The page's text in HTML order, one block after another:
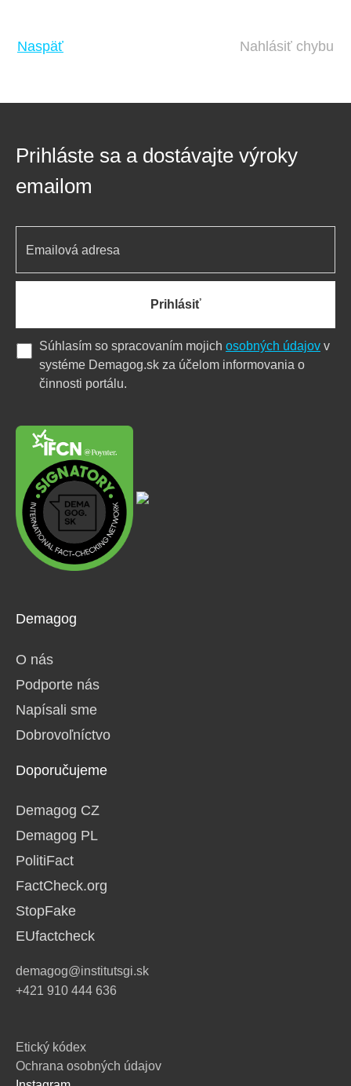
Naspäť Nahlásiť chybu
Demagog
O nás
Podporte nás
Napísali sme
Dobrovoľníctvo
Doporučujeme
Demagog CZ
Demagog PL
PolitiFact
FactCheck.org
StopFake
EUfactcheck
demagog@institutsgi.sk
+421 910 444 636
Prihláste sa a dostávajte výroky
emailom
Prihlásiť
Súhlasím so spracovaním mojich osobných údajov v
systéme Demagog.sk za účelom informovania o
činnosti portálu.
Etický kódex
Ochrana osobných údajov